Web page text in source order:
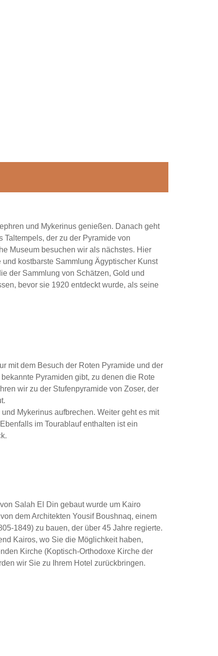
und Mykerinus genießen. Danach geht
der zu der Pyramide von
Museum besuchen wir als nächstes. Hier
kostbarste Sammlung Ägyptischer Kunst
der Sammlung von Schätzen, Gold und
bevor sie 1920 entdeckt wurde, als seine
mit dem Besuch der Roten Pyramide und der
Pyramiden gibt, zu denen die Rote
wir zu der Stufenpyramide von Zoser, der
Mykerinus aufbrechen. Weiter geht es mit
im Tourablauf enthalten ist ein
Salah El Din gebaut wurde um Kairo
dem Architekten Yousif Boushnaq, einem
1849) zu bauen, der über 45 Jahre regierte.
Kairos, wo Sie die Möglichkeit haben,
Kirche (Koptisch-Orthodoxe Kirche der
wir Sie zu Ihrem Hotel zurückbringen.